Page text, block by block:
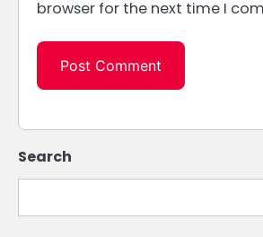
browser for the next time I
Search